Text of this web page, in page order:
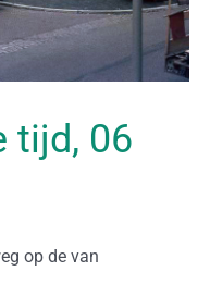
tijd, 06
op de van